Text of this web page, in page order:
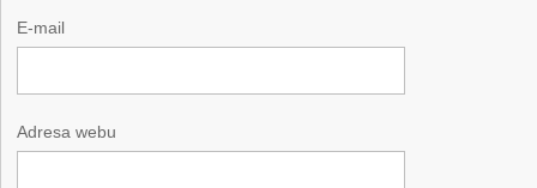
E-mail
Adresa webu